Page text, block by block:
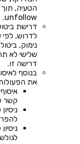
הטעיה,
unfollow.
דרישת
לדרוש,
נימוק,
שלישי לא
דרישה זו.
בנוסף
את
קשר